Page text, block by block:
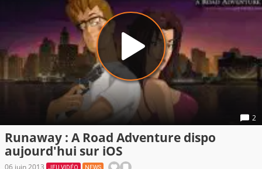
2
Runaway : A Road Adventure dispo
aujourd'hui sur iOS